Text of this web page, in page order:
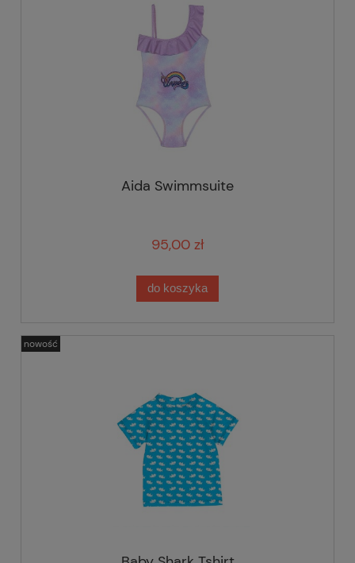
Aida Swimmsuite
95,00 zł
do koszyka
nowość